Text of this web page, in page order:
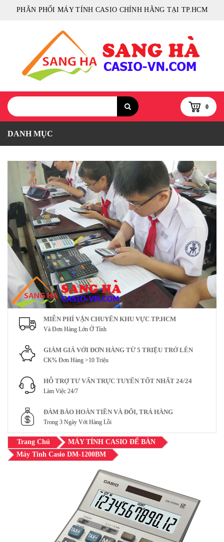
PHÂN PHỐI MÁY TÍNH CASIO CHÍNH HÃNG TẠI TP.HCM
0
DANH MỤC
MIỄN PHÍ VẬN CHUYỂN KHU VỰC TP.HCM
Và Đơn Hàng Lớn Ở Tỉnh
GIẢM GIÁ VỚI ĐƠN HÀNG TỪ 5 TRIỆU TRỞ LÊN
CK% Đơn Hàng >10 Triệu
HỖ TRỢ TƯ VẤN TRỰC TUYẾN TỐT NHẤT 24/24
Làm Việc 24/7
ĐẢM BẢO HOÀN TIỀN VÀ ĐỔI, TRẢ HÀNG
Trong 3 Ngày Với Hàng Lỗi
Trang Chủ
MÁY TÍNH CASIO ĐỂ BÀN
Máy Tính Casio DM-1200BM